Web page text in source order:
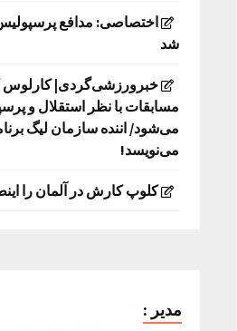
اختصاصی: مدافع
شد
خبرورزشی‌گردی| کارلوس
مسابقات با نظر استقلال و
می‌شود/ اننده سازمان لیگ
می‌نویسد!
کلوپ کارش در آلمان را
مدیر :